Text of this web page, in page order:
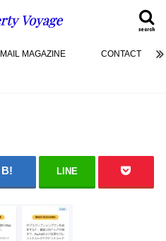
search
MAIL MAGAZINE CONTACT
LINE